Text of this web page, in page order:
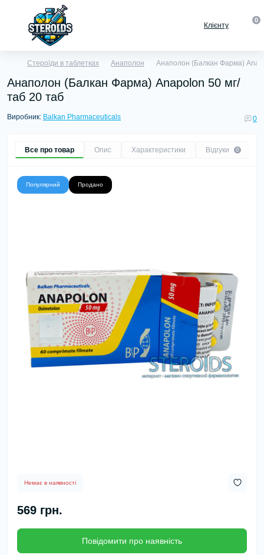
Клієнту
0
Стероїди в таблетках Анаполон Анаполон (Балкан Фарма)
Анаполон (Балкан Фарма) Anapolon 50 мг/
таб 20 таб
Виробник: Balkan Pharmaceuticals 0
Все про товар Опис Характеристики Відгуки 0
Популярний Продано
Немає в наявності
569 грн.
Повідомити про наявність